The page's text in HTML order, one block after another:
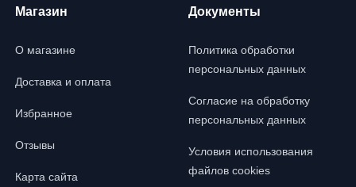
Магазин
О магазине
Доставка и оплата
Избранное
Отзывы
Карта сайта
Документы
Политика обработки
персональных данных
Согласие на обработку
персональных данных
Условия использования
файлов cookies